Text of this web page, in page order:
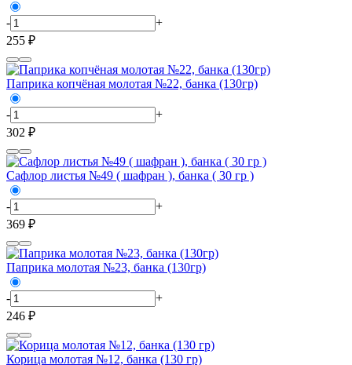
-
+
255 ₽
Паприка копчёная молотая №22, банка (130гр)
-
+
302 ₽
Сафлор листья №49 ( шафран ), банка ( 30 гр )
-
+
369 ₽
Паприка молотая №23, банка (130гр)
-
+
246 ₽
Корица молотая №12, банка (130 гр)